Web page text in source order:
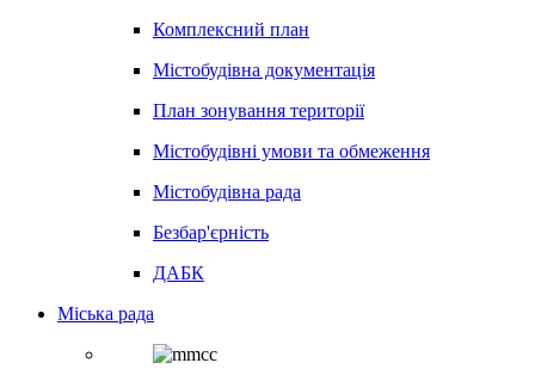
Комплексний план
Містобудівна документація
План зонування території
Містобудівні умови та обмеження
Містобудівна рада
Безбар'єрність
ДАБК
Міська рада